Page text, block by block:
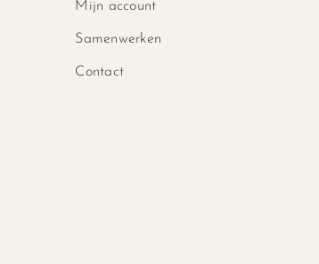
Mijn account
Samenwerken
Contact